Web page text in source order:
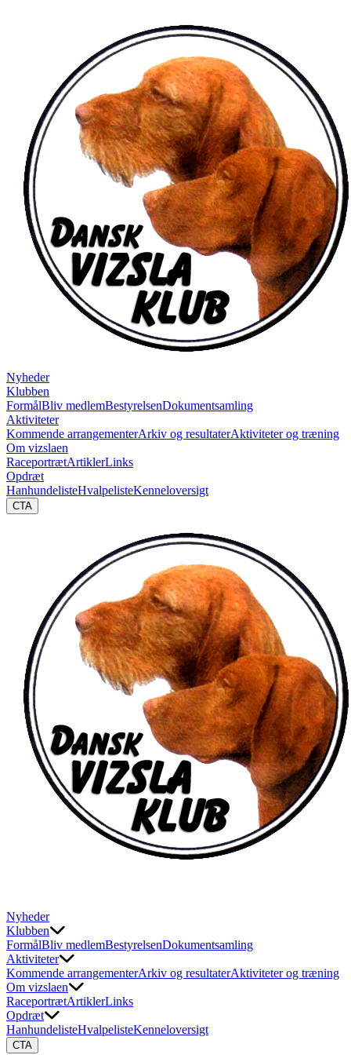
Nyheder
Klubben
FormålBliv medlemBestyrelsenDokumentsamling
Aktiviteter
Kommende arrangementerArkiv og resultaterAktiviteter og træning
Om vizslaen
RaceportrætArtiklerLinks
Opdræt
HanhundelisteHvalpelisteKenneloversigt
CTA
Nyheder
Klubben
FormålBliv medlemBestyrelsenDokumentsamling
Aktiviteter
Kommende arrangementerArkiv og resultaterAktiviteter og træning
Om vizslaen
RaceportrætArtiklerLinks
Opdræt
HanhundelisteHvalpelisteKenneloversigt
CTA